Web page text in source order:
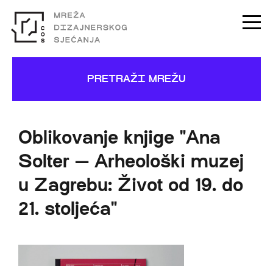
PRETRAŽI MREŽU
Oblikovanje knjige "Ana
Solter — Arheološki muzej
u Zagrebu: Život od 19. do
21. stoljeća"